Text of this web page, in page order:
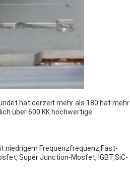
derzeit mehr als 180 hat mehr
über 600 KK hochwertige
niedrigem Frequenzfrequenz,Fast-
Super Junction-Mosfet, IGBT,SiC-